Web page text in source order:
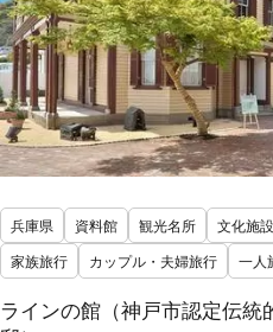
兵庫県 資料館 観光名所 文化施設
家族旅行
カップル・夫婦旅行 一人
ラインの館（神戸市認定伝統